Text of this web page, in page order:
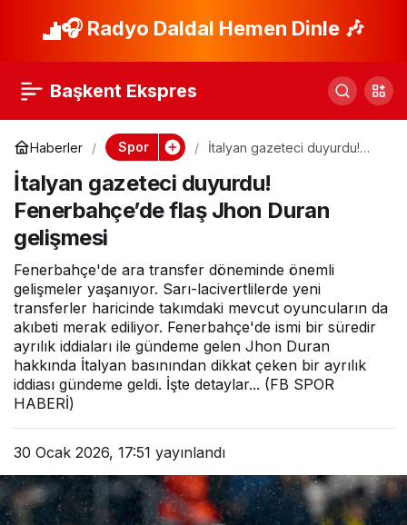
🎧 Radyo Daldal Hemen Dinle 🎶
Başkent Ekspres
Haberler Spor
İtalyan gazeteci duyurdu!
Duran gelişmesi
İtalyan gazeteci duyurdu!
Fenerbahçe’de flaş Jhon Duran
gelişmesi
Fenerbahçe'de ara transfer döneminde önemli
gelişmeler yaşanıyor. Sarı-lacivertlilerde yeni
transferler haricinde takımdaki mevcut oyuncuların da
akıbeti merak ediliyor. Fenerbahçe'de ismi bir süredir
ayrılık iddiaları ile gündeme gelen Jhon Duran
hakkında İtalyan basınından dikkat çeken bir ayrılık
iddiası gündeme geldi. İşte detaylar... (FB SPOR
HABERİ)
30 Ocak 2026, 17:51 yayınlandı
Fenerbahçe’de ayrılık
takımı
Paylaş